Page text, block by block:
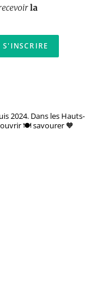
la
2024. Dans les Hauts-
🍽️ savourer 🧡